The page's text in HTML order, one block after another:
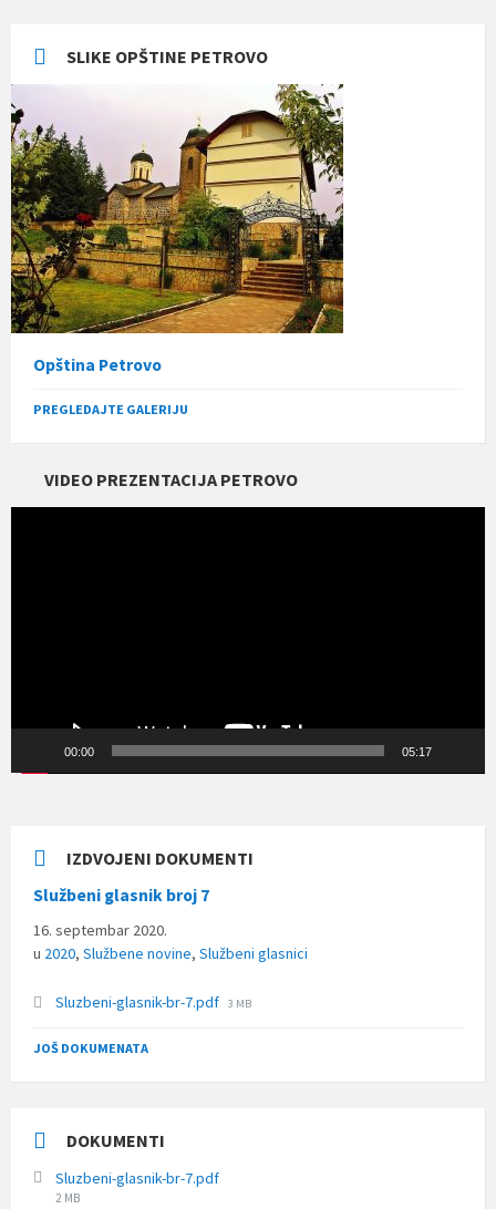
SLIKE OPŠTINE PETROVO
Opština Petrovo
PREGLEDAJTE GALERIJU
VIDEO PREZENTACIJA PETROVO
00:00 05:17
IZDVOJENI DOKUMENTI
Službeni glasnik broj 7
16. septembar 2020.
u 2020, Službene novine, Službeni glasnici
Sluzbeni-glasnik-br-7.pdf File
3 MB
JOŠ DOKUMENATA
DOKUMENTI
Sluzbeni-glasnik-br-7.pdf
File
2 MB